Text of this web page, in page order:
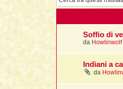
Soffio di
da Howlinwolf
Indiani a
da